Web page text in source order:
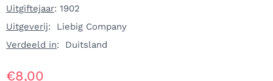
Uitgiftejaar: 1902
Uitgeverij: Liebig Company
Verdeeld in: Duitsland
€8,00